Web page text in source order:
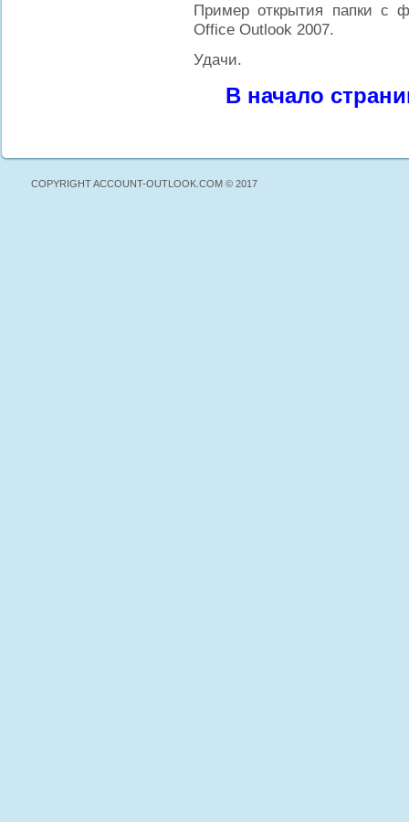
Пример открытия папки с
Office Outlook 2007.
Удачи.
В начало
COPYRIGHT ACCOUNT-OUTLOOK.COM © 2017